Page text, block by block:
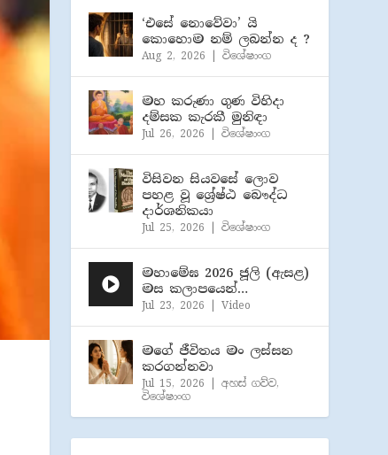
‘එසේ නොවේවා’ යි
කොහොම නම් ලබන්න ද ?
Aug 2, 2026 |විශේෂාංග
මහ කරුණා ගුණ විහිදා
දම්සක කැරකී මුනිඳා
Jul 26, 2026 |විශේෂාංග
විසිවන සියවසේ ලොව
පහළ වූ ශ්‍රේෂ්ඨ බෞද්ධ
දාර්ශනිකයා
Jul 25, 2026 |විශේෂාංග
මහාමේඝ 2026 ජූලි (​ඇසළ)
මස කලාපයෙන්…
Jul 23, 2026 |Video
මගේ ජීවිතය මං ලස්සන
කරගන්නවා
Jul 15, 2026 |අහස් ගව්ව,
විශේෂාංග